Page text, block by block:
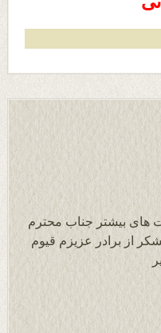
های بیشتر جناب محترم
از برادر عزیزم قیوم